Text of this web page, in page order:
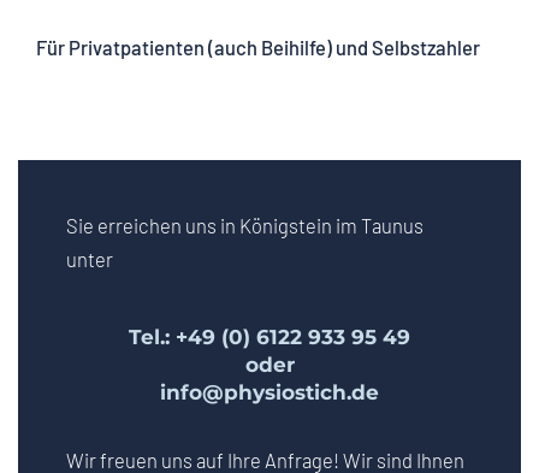
Für Privatpatienten (auch Beihilfe) und Selbstzahler
Sie erreichen uns in Königstein im Taunus
unter
Tel.: +49 (0) 6122 933 95 49
oder
info@physiostich.de
Wir freuen uns auf Ihre Anfrage! Wir sind Ihnen